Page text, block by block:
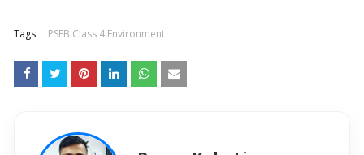
Tags: PSEB Class 4 Environment